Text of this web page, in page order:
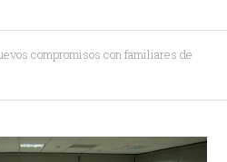
compromisos con familiares de